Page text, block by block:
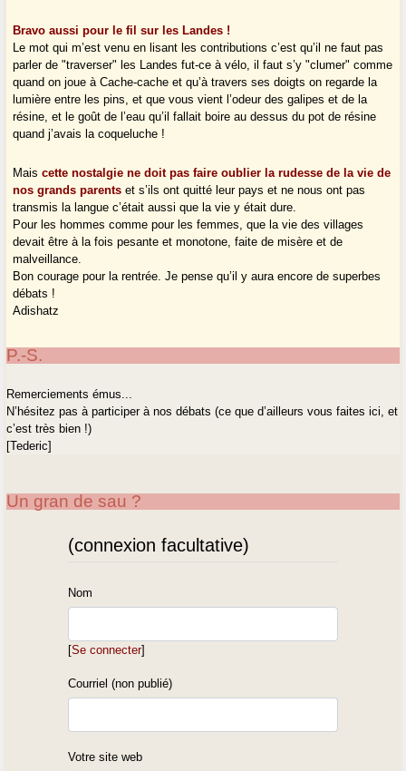
Bravo aussi pour le fil sur les Landes !
Le mot qui m’est venu en lisant les contributions c’est qu’il ne faut pas
parler de "traverser" les Landes fut-ce à vélo, il faut s’y "clumer" comme
quand on joue à Cache-cache et qu’à travers ses doigts on regarde la
lumière entre les pins, et que vous vient l’odeur des galipes et de la
résine, et le goût de l’eau qu’il fallait boire au dessus du pot de résine
quand j’avais la coqueluche !
Maiscette nostalgie ne doit pas faire oublier la rudesse de la vie de
nos grands parents et s’ils ont quitté leur pays et ne nous ont pas
transmis la langue c’était aussi que la vie y était dure.
Pour les hommes comme pour les femmes, que la vie des villages
devait être à la fois pesante et monotone, faite de misère et de
malveillance.
Bon courage pour la rentrée. Je pense qu’il y aura encore de superbes
débats !
Adishatz
P.-S.
Remerciements émus...
N’hésitez pas à participer à nos débats (ce que d’ailleurs vous faites ici, et
c’est très bien !)
[Tederic]
Un gran de sau ?
(connexion facultative)
Nom
[Se connecter]
Courriel (non publié)
Votre site web